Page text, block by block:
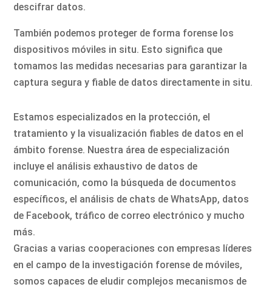
descifrar datos.
También podemos proteger de forma forense los
dispositivos móviles in situ. Esto significa que
tomamos las medidas necesarias para garantizar la
captura segura y fiable de datos directamente in situ.
Estamos especializados en la protección, el
tratamiento y la visualización fiables de datos en el
ámbito forense. Nuestra área de especialización
incluye el análisis exhaustivo de datos de
comunicación, como la búsqueda de documentos
específicos, el análisis de chats de WhatsApp, datos
de Facebook, tráfico de correo electrónico y mucho
más.
Gracias a varias cooperaciones con empresas líderes
en el campo de la investigación forense de móviles,
somos capaces de eludir complejos mecanismos de